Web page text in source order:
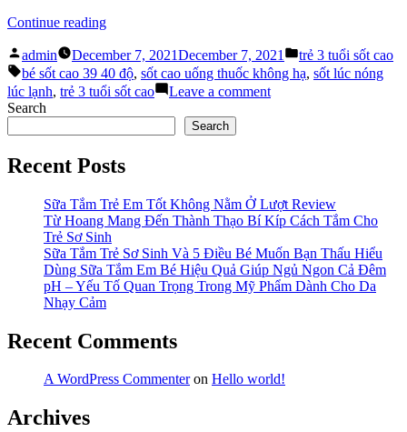
Continue reading“Phụ
Nên
Làm
Gì
Khi
Trẻ
3
Sốt
Posted
by
admin December 7, 2021December 7, 2021
Posted
in
trẻ 3 tuổi sốt cao
Tags:
bé sốt cao 39 40 độ, sốt cao uống thuốc không hạ, sốt lúc nóng
lúc lạnh, trẻ 3 tuổi sốt cao Leave a commenton
Trẻ
3
Sốt
Cao?
Search
Search
Recent Posts
Sữa Tắm Trẻ Em Tốt Không Nằm Ở Lượt Review
Từ Hoang Mang Đến Thành Thạo Bí Kíp Cách Tắm Cho
Trẻ Sơ Sinh
Sữa Tắm Trẻ Sơ Sinh Và 5 Điều Bé Muốn Bạn Thấu Hiểu
Dùng Sữa Tắm Em Bé Hiệu Quả Giúp Ngủ Ngon Cả Đêm
pH – Yếu Tố Quan Trọng Trong Mỹ Phẩm Dành Cho Da
Nhạy Cảm
Recent Comments
A WordPress Commenteron Hello world!
Archives